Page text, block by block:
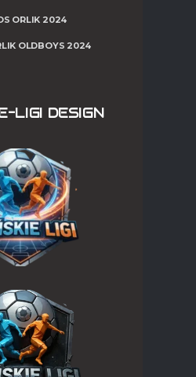
ORLIK 2024
OLDBOYS 2024
LIGI DESIGN